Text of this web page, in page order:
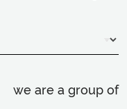
we are a group of